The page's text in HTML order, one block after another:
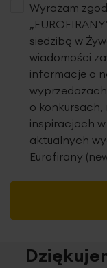
Wyrażam
siedzibą w
wiadomości
informacje o
o
inspiracjach
aktualnych
Eurofirany